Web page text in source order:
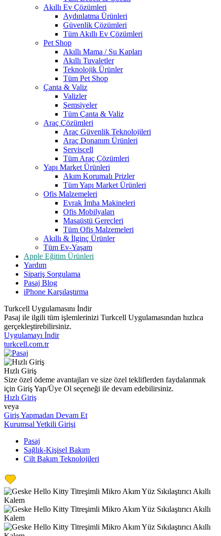
Akıllı Ev Çözümleri
Aydınlatma Ürünleri
Güvenlik Çözümleri
Tüm Akıllı Ev Çözümleri
Pet Shop
Akıllı Mama / Su Kapları
Akıllı Tuvaletler
Teknolojik Ürünler
Tüm Pet Shop
Çanta & Valiz
Valizler
Şemsiyeler
Tüm Çanta & Valiz
Araç Çözümleri
Araç Güvenlik Teknolojileri
Araç Donanım Ürünleri
Serviscell
Tüm Araç Çözümleri
Yapı Market Ürünleri
Akım Korumalı Prizler
Tüm Yapı Market Ürünleri
Ofis Malzemeleri
Evrak İmha Makineleri
Ofis Mobilyaları
Masaüstü Gereçleri
Tüm Ofis Malzemeleri
Akıllı & İlginç Ürünler
Tüm Ev-Yaşam
Apple Eğitim Ürünleri
Yardım
Sipariş Sorgulama
Pasaj Blog
iPhone Karşılaştırma
Turkcell Uygulamasını İndir
Pasaj ile ilgili tüm işlemlerinizi Turkcell Uygulamasından hızlıca
gerçekleştirebilirsiniz.
Uygulamayı İndir
turkcell.com.tr
Hızlı Giriş
Size özel ödeme avantajları ve size özel tekliflerden faydalanmak
için Giriş Yap/Üye Ol seçeneği ile devam edebilirsiniz.
Hızlı Giriş
veya
Giriş Yapmadan Devam Et
Kurumsal Yetkili Girişi
Pasaj
Sağlık-Kişisel Bakım
Cilt Bakım Teknolojileri